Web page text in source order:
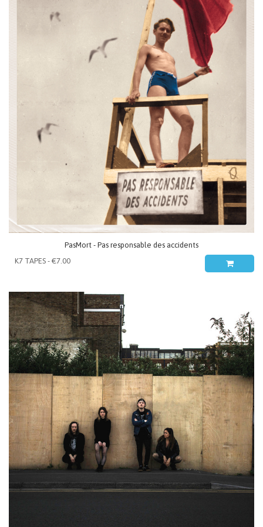
PasMort - Pas responsable des accidents